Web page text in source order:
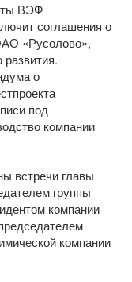
ВЭФ
соглашения о
«Русолово»,
о
под
компании
встречи главы
группы
компании
компании